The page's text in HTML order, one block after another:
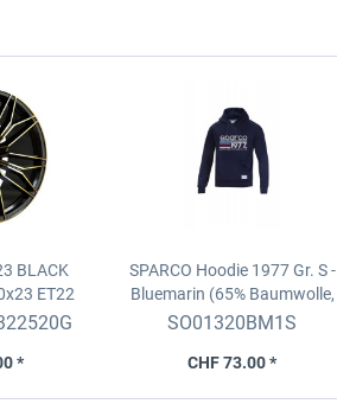
BLACK
ET22
fix
*
SPARCO Hoodie 1977Gr. S -
Bluemarin (65% Baumwolle,
35% Polyester)
SO01320BM1S
CHF 73.00 *